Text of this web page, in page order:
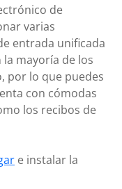
de
varias
entrada unificada
mayoría de los
por lo que puedes
con cómodas
los recibos de
e instalar la